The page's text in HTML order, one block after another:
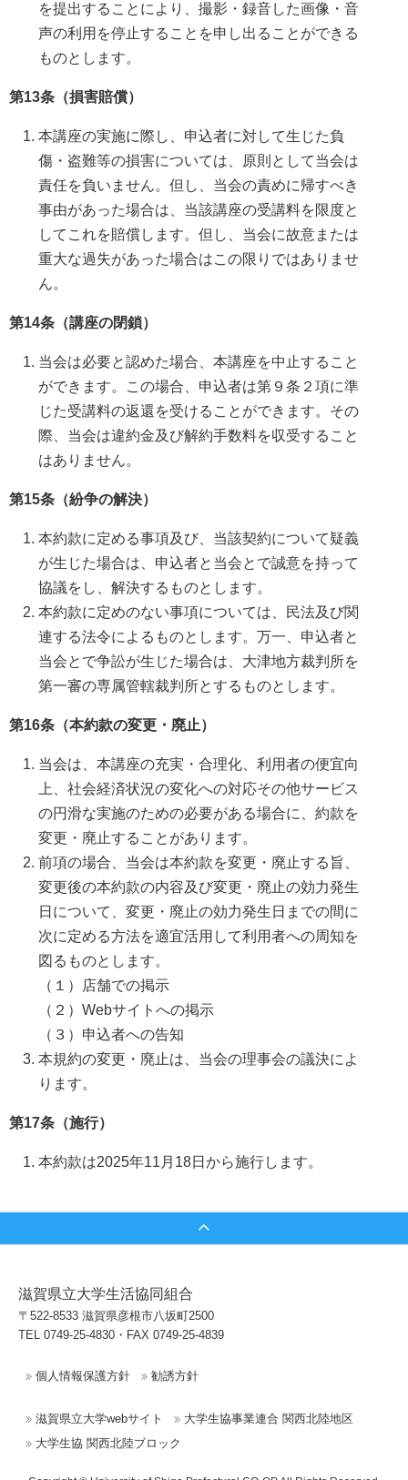
を提出することにより、撮影・録音した画像・音
声の利用を停止することを申し出ることができる
ものとします。
第13条（損害賠償）
本講座の実施に際し、申込者に対して生じた負
傷・盗難等の損害については、原則として当会は
責任を負いません。但し、当会の責めに帰すべき
事由があった場合は、当該講座の受講料を限度と
してこれを賠償します。但し、当会に故意または
重大な過失があった場合はこの限りではありませ
ん。
第14条（講座の閉鎖）
当会は必要と認めた場合、本講座を中止すること
ができます。この場合、申込者は第９条２項に準
じた受講料の返還を受けることができます。その
際、当会は違約金及び解約手数料を収受すること
はありません。
第15条（紛争の解決）
本約款に定める事項及び、当該契約について疑義
が生じた場合は、申込者と当会とで誠意を持って
協議をし、解決するものとします。
本約款に定めのない事項については、民法及び関
連する法令によるものとします。万一、申込者と
当会とで争訟が生じた場合は、大津地方裁判所を
第一審の専属管轄裁判所とするものとします。
第16条（本約款の変更・廃止）
当会は、本講座の充実・合理化、利用者の便宜向
上、社会経済状況の変化への対応その他サービス
の円滑な実施のための必要がある場合に、約款を
変更・廃止することがあります。
前項の場合、当会は本約款を変更・廃止する旨、
変更後の本約款の内容及び変更・廃止の効力発生
日について、変更・廃止の効力発生日までの間に
次に定める方法を適宜活用して利用者への周知を
図るものとします。
（１）店舗での掲示
（２）Webサイトへの掲示
（３）申込者への告知
本規約の変更・廃止は、当会の理事会の議決によ
ります。
第17条（施行）
本約款は2025年11月18日から施行します。
滋賀県立大学生活協同組合
〒522-8533 滋賀県彦根市八坂町2500
TEL 0749-25-4830・FAX 0749-25-4839
個人情報保護方針 勧誘方針
滋賀県立大学webサイト
大学生協事業連合 関西北陸地区
大学生協 関西北陸ブロック